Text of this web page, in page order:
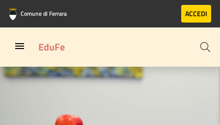
Vai al contenuto principale
Vai al footer
Comune di Ferrara ACCEDI
EduFe